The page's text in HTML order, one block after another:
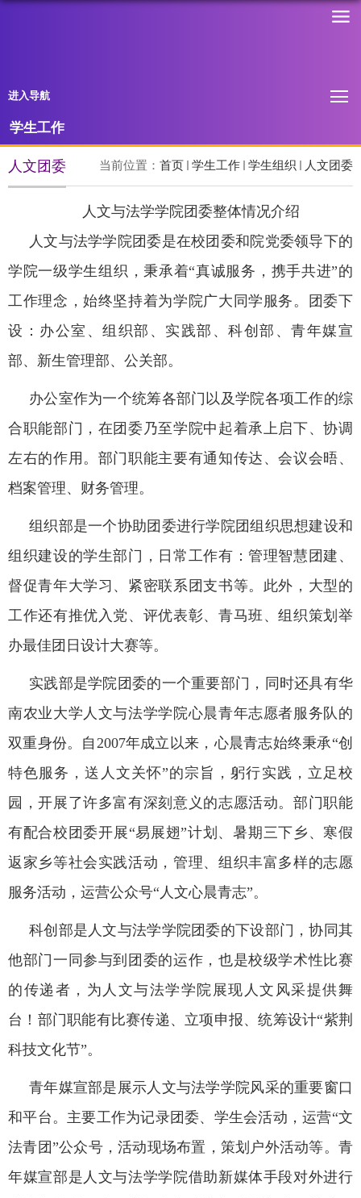
进入导航
学生工作
当前位置： 首页 学生工作 学生组织 人文团委
人文团委
人文与法学学院团委整体情况介绍
人文与法学学院团委是在校团委和院党委领导下的
学院一级学生组织，秉承着“真诚服务，携手共进”的
工作理念，始终坚持着为学院广大同学服务。团委下
设：办公室、组织部、实践部、科创部、青年媒宣
部、新生管理部、公关部。
办公室作为一个统筹各部门以及学院各项工作的综
合职能部门，在团委乃至学院中起着承上启下、协调
左右的作用。部门职能主要有通知传达、会议会晤、
档案管理、财务管理。
组织部是一个协助团委进行学院团组织思想建设和
组织建设的学生部门，日常工作有：管理智慧团建、
督促青年大学习、紧密联系团支书等。此外，大型的
工作还有推优入党、评优表彰、青马班、组织策划举
办最佳团日设计大赛等。
实践部是学院团委的一个重要部门，同时还具有华
南农业大学人文与法学学院心晨青年志愿者服务队的
双重身份。自 2007年成立以来，心晨青志始终秉承“创
特色服务，送人文关怀”的宗旨，躬行实践，立足校
园，开展了许多富有深刻意义的志愿活动。部门职能
有配合校团委开展“易展翅”计划、暑期三下乡、寒假
返家乡等社会实践活动，管理、组织丰富多样的志愿
服务活动，运营公众号“人文心晨青志”。
科创部是人文与法学学院团委的下设部门，协同其
他部门一同参与到团委的运作，也是校级学术性比赛
的传递者，为人文与法学学院展现人文风采提供舞
台！部门职能有比赛传递、立项申报、统筹设计“紫荆
科技文化节”。
青年媒宣部是展示人文与法学学院风采的重要窗口
和平台。主要工作为记录团委、学生会活动，运营“文
法青团”公众号，活动现场布置，策划户外活动等。青
年媒宣部是人文与法学学院借助新媒体手段对外进行